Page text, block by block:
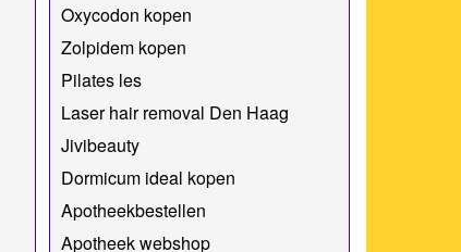
Oxycodon kopen
Zolpidem kopen
Pilates les
Laser hair removal Den Haag
Jivibeauty
Dormicum ideal kopen
Apotheekbestellen
Apotheek webshop